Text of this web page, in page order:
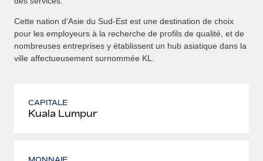
Cette nation d’Asie du Sud-Est est une destination de choix
pour les employeurs à la recherche de profils de qualité, et de
nombreuses entreprises y établissent un hub asiatique dans la
ville affectueusement surnommée KL.
CAPITALE
Kuala Lumpur